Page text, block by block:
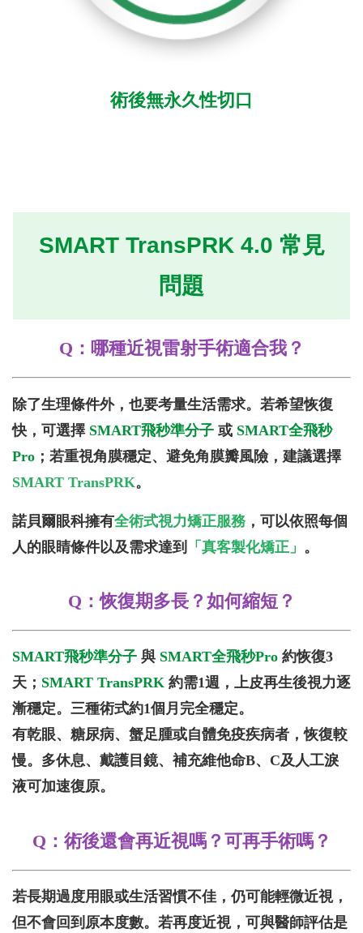
​​術後無永久性切口
SMART TransPRK 4.0 常見
問題
Q：哪種近視雷射手術適合我？
除了生理條件外，也要考量生活需求。若希望恢復
快，可選擇 SMART飛秒準分子 或 SMART全飛秒
Pro ；若重視角膜穩定、避免角膜瓣風險，建議選擇
SMART TransPRK。
諾貝爾眼科擁有全術式視力矯正服務 ，可以依照每個
人的眼睛條件以及需求達到
「真客製化矯正」 。
Q ：恢復期多長？如何縮短？
SMART飛秒準分子 與 SMART全飛秒Pro 約恢復3
天； SMART TransPRK 約需1週，上皮再生後視力逐
漸穩定。三種術式約1個月完全穩定。
有乾眼、糖尿病、蟹足腫或自體免疫疾病者，恢復較
慢。多休息、戴護目鏡、補充維他命B、C及人工淚
液可加速復原。
Q： 術後還會再近視嗎？可再手術嗎？
若長期過度用眼或生活習慣不佳，仍可能輕微近視，
但不會回到原本度數。若再度近視，可與醫師評估是